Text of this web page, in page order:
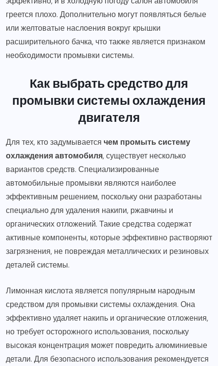
греется плохо. Дополнительно могут появляться белые
или желтоватые наслоения вокруг крышки
расширительного бачка, что также является признаком
необходимости промывки системы.
Как выбрать средство для
промывки системы охлаждения
двигателя
Для тех, кто задумывается чем промыть систему
охлаждения автомобиля, существует несколько
вариантов средств. Специализированные
автомобильные промывки являются наиболее
эффективным решением, поскольку они разработаны
специально для удаления накипи, ржавчины и
органических отложений. Такие средства содержат
активные компоненты, которые эффективно растворяют
загрязнения, не повреждая металлических и резиновых
деталей системы.
Лимонная кислота является популярным народным
средством для промывки системы охлаждения. Она
эффективно удаляет накипь и органические отложения,
но требует осторожного использования, поскольку
высокая концентрация может повредить алюминиевые
детали. Для безопасного использования рекомендуется